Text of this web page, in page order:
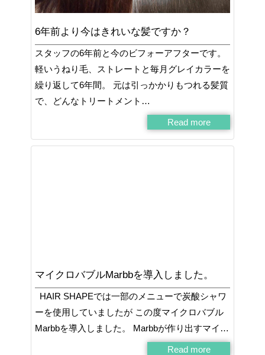
6年前より今はきれいな髪ですか？
スタッフの6年前と今のビフォーアフターです。
軽いうねり毛、ストレートと毎月グレイカラーを
繰り返して6年間。 元は引っかかりもつれる髪質
で、どんなトリートメント…
Read more
マイクロバブルMarbbを導入しました。
HAIR SHAPEでは一部のメニューで炭酸シャワ
ーを使用していましたが この度マイクロバブル
Marbbを導入しました。 Marbbが作り出すマイ…
Read more